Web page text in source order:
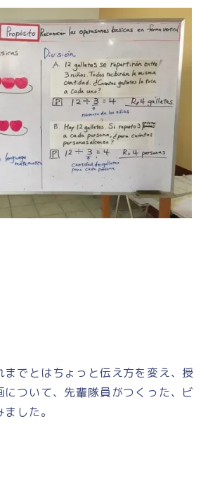
までとはちょっと伝え方を変え、授
について、先輩隊員がつくった、ビ
した。